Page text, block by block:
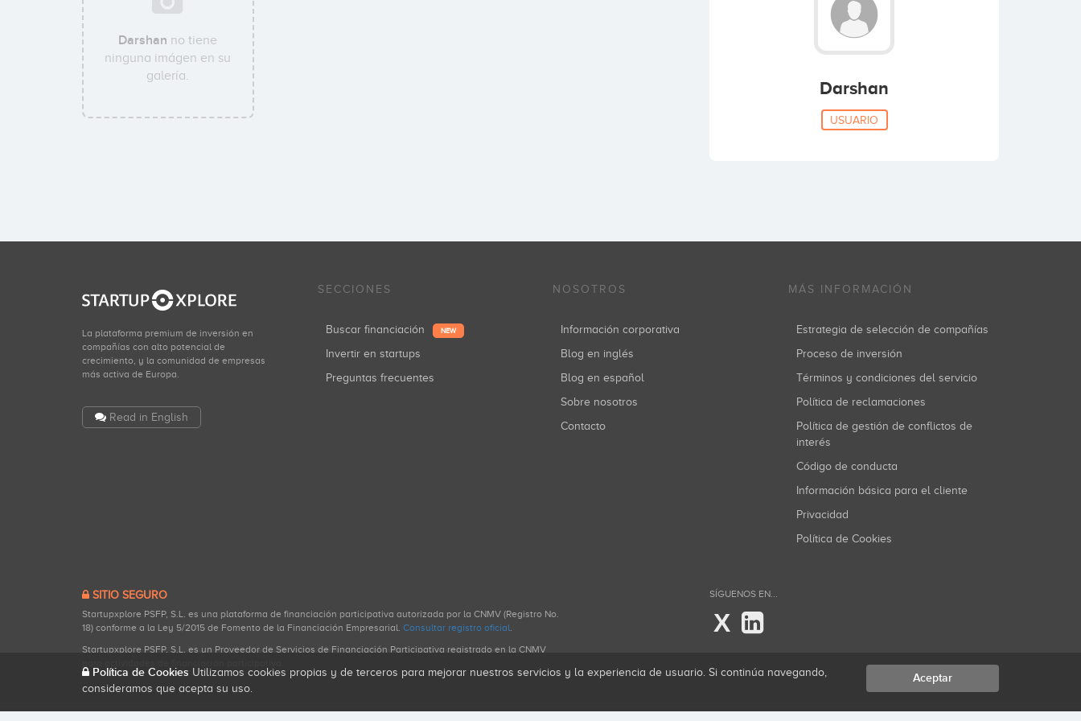
Darshan no tiene
ninguna imágen en su
galería.
Darshan
USUARIO
La plataforma premium de inversión en
compañías con alto potencial de
crecimiento, y la comunidad de empresas
más activa de Europa.
Read in English
SECCIONES
Buscar financiación NEW
Invertir en startups
Preguntas frecuentes
NOSOTROS
Información corporativa
Blog en inglés
Blog en español
Sobre nosotros
Contacto
MÁS INFORMACIÓN
Estrategia de selección de compañías
Proceso de inversión
Términos y condiciones del servicio
Política de reclamaciones
Política de gestión de conflictos de
interés
Código de conducta
Información básica para el cliente
Privacidad
Política de Cookies
SITIO SEGURO
Startupxplore PSFP, S.L. es una plataforma de financiación participativa autorizada por la CNMV (Registro No.
18) conforme a la Ley 5/2015 de Fomento de la Financiación Empresarial. Consultar registro oficial.
Startupxplore PSFP, S.L. es un Proveedor de Servicios de Financiación Participativa registrado en la CNMV
SÍGUENOS EN...
X
Política de Cookies Utilizamos cookies propias y de terceros para mejorar nuestros servicios y la experiencia de usuario. Si continúa navegando,
consideramos que acepta su uso.
Aceptar